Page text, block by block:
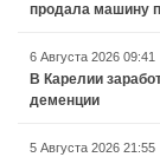
продала машину
6 Августа 2026 09:41
В Карелии
деменции
5 Августа 2026 21:55